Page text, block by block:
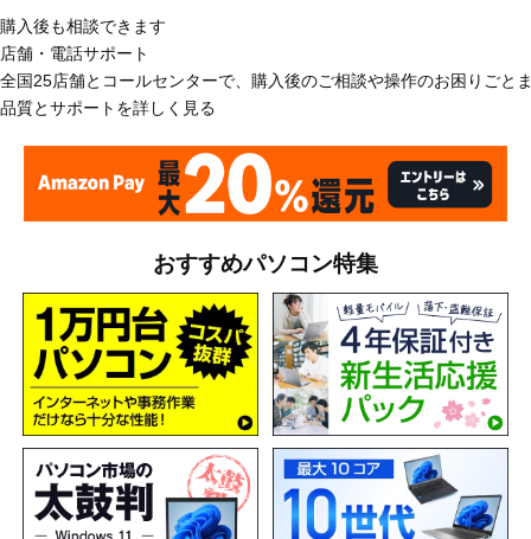
購入後も相談できます
店舗・電話サポート
全国25店舗とコールセンターで、購入後のご相談や操作のお困りごと
品質とサポートを詳しく見る
おすすめパソコン特集